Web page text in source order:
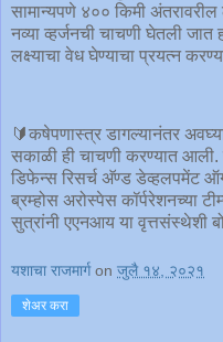
सामान्यपणे ४०० किमी अंतरावरील
नव्या व्हर्जनची चाचणी घेतली जात
लक्ष्याचा वेध घेण्याचा प्रयत्न
🔰कषेपणास्त्र डागल्यानंतर
सकाळी ही चाचणी करण्यात
डिफेन्स रिसर्च अ‍ॅण्ड डेव्हलपमेंट
ब्रम्होस अरोस्पेस कॉर्परेशनच्या
सुत्रांनी एएनआय या वृत्तसंस्थेशी
यशाचा राजमार्ग on जुलै १४, २०२१
शेअर करा